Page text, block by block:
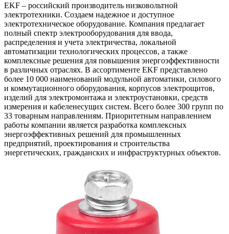
EKF – российский производитель низковольтной
электротехники. Создаем надежное и доступное
электротехническое оборудование. Компания предлагает
полный спектр электрооборудования для ввода,
распределения и учета электричества, локальной
автоматизации технологических процессов, а также
комплексные решения для повышения энергоэффективности
в различных отраслях. В ассортименте EKF представлено
более 10 000 наименований модульной автоматики, силового
и коммутационного оборудования, корпусов электрощитов,
изделий для электромонтажа и электроустановки, средств
измерения и кабеленесущих систем. Всего более 300 групп по
33 товарным направлениям. Приоритетным направлением
работы компании является разработка комплексных
энергоэффективных решений для промышленных
предприятий, проектирования и строительства
энергетических, гражданских и инфраструктурных объектов.